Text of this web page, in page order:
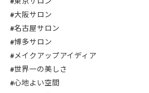
#東京サロン
#大阪サロン
#名古屋サロン
#博多サロン
#メイクアップアイディア
#世界一の美しさ
#心地よい空間